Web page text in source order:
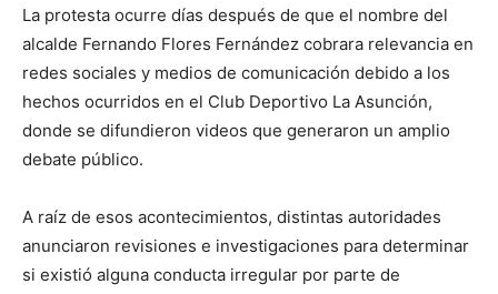
La protesta ocurre días después de que el nombre del
alcalde Fernando Flores Fernández cobrara relevancia en
redes sociales y medios de comunicación debido a los
hechos ocurridos en el Club Deportivo La Asunción,
donde se difundieron videos que generaron un amplio
debate público.
A raíz de esos acontecimientos, distintas autoridades
anunciaron revisiones e investigaciones para determinar
si existió alguna conducta irregular por parte de